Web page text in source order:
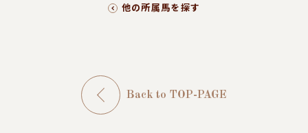
他の所属馬を探す
Back to TOP-PAGE